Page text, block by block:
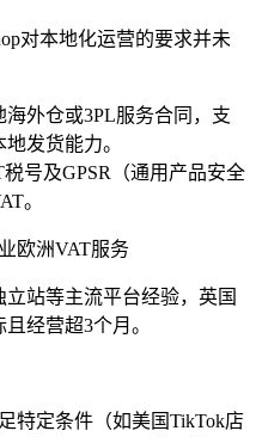
对本地化运营的要求并未
外仓或3PL服务合同，支
发货能力。
号及GPSR（通用产品安全
。
欧洲VAT服务
站等主流平台经验，英国
经营超3个月。
特定条件（如美国TikTok店